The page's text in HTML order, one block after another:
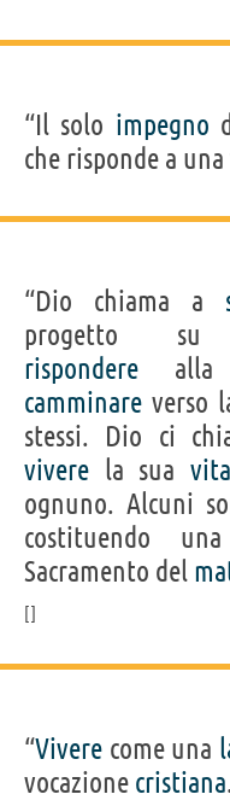
“Il solo impegno
che risponde a
“Dio chiama a
progetto su
rispondere alla
camminare verso
stessi. Dio ci
vivere la sua vita
ognuno. Alcuni
costituendo
Sacramento del
“Vivere come una
vocazione cristiana